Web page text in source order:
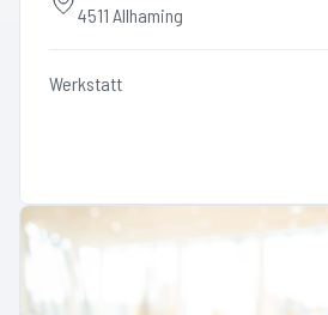
4511 Allhaming
Werkstatt